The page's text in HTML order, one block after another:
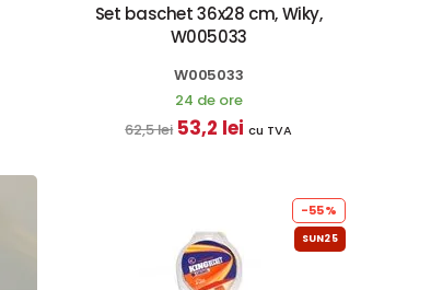
Set baschet 36x28 cm, Wiky,
W005033
W005033
24 de ore
62,5 lei 53,2 lei cu TVA
-55%
SUN25